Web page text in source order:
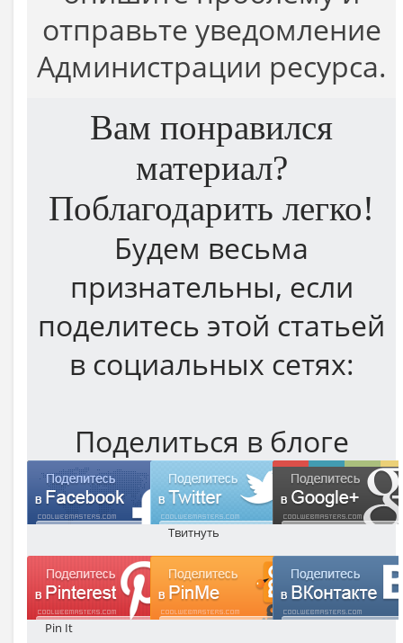
отправьте уведомление
Администрации ресурса.
Вам понравился
материал?
Поблагодарить легко!
Будем весьма
признательны, если
поделитесь этой статьей
в социальных сетях:
Поделиться в блоге
Твитнуть
Pin It